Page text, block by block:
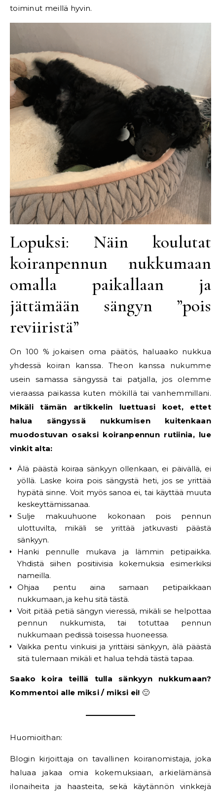
toiminut meillä hyvin.
Lopuksi: Näin koulutat
koiranpennun nukkumaan
omalla paikallaan ja
jättämään sängyn ”pois
reviiristä”
On 100 % jokaisen oma päätös, haluaako nukkua
yhdessä koiran kanssa. Theon kanssa nukumme
usein samassa sängyssä tai patjalla, jos olemme
vieraassa paikassa kuten mökillä tai vanhemmillani.
Mikäli tämän artikkelin luettuasi koet, ettet
halua sängyssä nukkumisen kuitenkaan
muodostuvan osaksi koiranpennun rutiinia, lue
vinkit alta:
Älä päästä koiraa sänkyyn ollenkaan, ei päivällä, ei
yöllä. Laske koira pois sängystä heti, jos se yrittää
hypätä sinne. Voit myös sanoa ei, tai käyttää muuta
keskeyttämissanaa.
Sulje makuuhuone kokonaan pois pennun
ulottuvilta, mikäli se yrittää jatkuvasti päästä
sänkyyn.
Hanki pennulle mukava ja lämmin petipaikka.
Yhdistä siihen positiivisia kokemuksia esimerkiksi
nameilla.
Ohjaa pentu aina samaan petipaikkaan
nukkumaan, ja kehu sitä tästä.
Voit pitää petiä sängyn vieressä, mikäli se helpottaa
pennun nukkumista, tai totuttaa pennun
nukkumaan pedissä toisessa huoneessa.
Vaikka pentu vinkuisi ja yrittäisi sänkyyn, älä päästä
sitä tulemaan mikäli et halua tehdä tästä tapaa.
Saako koira teillä tulla sänkyyn nukkumaan?
Kommentoi alle miksi / miksi ei! 🙂
Huomioithan:
Blogin kirjoittaja on tavallinen koiranomistaja, joka
haluaa jakaa omia kokemuksiaan, arkielämänsä
ilonaiheita ja haasteita, sekä käytännön vinkkejä